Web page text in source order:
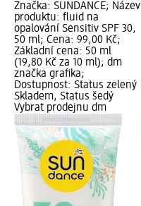
Značka: SUNDANCE; Název
produktu: fluid na
opalování Sensitiv SPF 30,
50 ml; Cena: 99,00 Kč;
Základní cena: 50 ml
(19,80 Kč za 10 ml); dm
značka grafika;
Dostupnost: Status zelený
Skladem, Status šedý
Vybrat prodejnu dm